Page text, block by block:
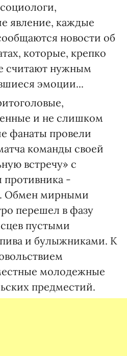
явление, каждые
новости об
которые, крепко
считают нужным
эмоции...
и не слишком
фанаты провели
команды своей
встречу» с
-
Обмен мирными
перешел в фазу
пустыми
и булыжниками. К
молодежные
предместий.